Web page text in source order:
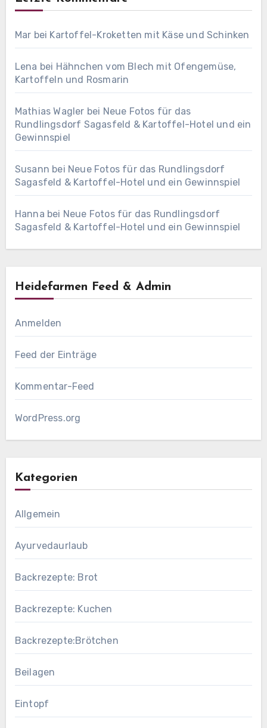
Mar bei Kartoffel-Kroketten mit Käse und Schinken
Lena bei Hähnchen vom Blech mit Ofengemüse,
Kartoffeln und Rosmarin
Mathias Wagler bei Neue Fotos für das
Rundlingsdorf Sagasfeld & Kartoffel-Hotel und ein
Gewinnspiel
Susann bei Neue Fotos für das Rundlingsdorf
Sagasfeld & Kartoffel-Hotel und ein Gewinnspiel
Hanna bei Neue Fotos für das Rundlingsdorf
Sagasfeld & Kartoffel-Hotel und ein Gewinnspiel
Heidefarmen Feed & Admin
Anmelden
Feed der Einträge
Kommentar-Feed
WordPress.org
Kategorien
Allgemein
Ayurvedaurlaub
Backrezepte: Brot
Backrezepte: Kuchen
Backrezepte:Brötchen
Beilagen
Eintopf